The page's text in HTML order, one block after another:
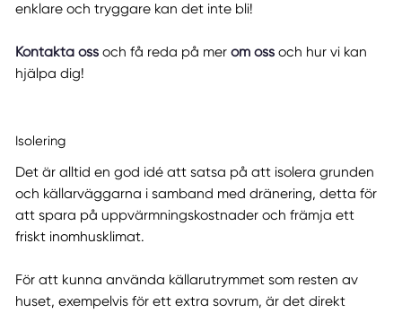
enklare och tryggare kan det inte bli!
Kontakta ossoch få reda på mer om ossoch hur vi kan
hjälpa dig!
Isolering
Det är alltid en god idé att satsa på att isolera grunden
och källarväggarna i samband med dränering, detta för
att spara på uppvärmningskostnader och främja ett
friskt inomhusklimat.
För att kunna använda källarutrymmet som resten av
huset, exempelvis för ett extra sovrum, är det direkt